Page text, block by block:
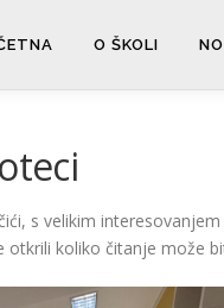
O ŠKOLI
s velikim
otkrili koliko čitanje može